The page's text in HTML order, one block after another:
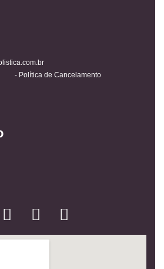
- Política de Cancelamento